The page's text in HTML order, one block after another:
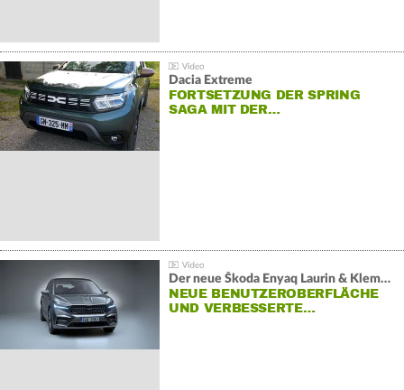
Dacia Extreme
FORTSETZUNG DER SPRING
SAGA MIT DER…
Der neue Škoda Enyaq Laurin & Klement
NEUE BENUTZEROBERFLÄCHE
UND VERBESSERTE…